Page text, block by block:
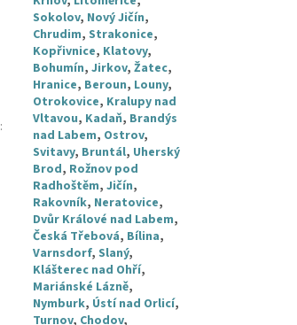
:
Sokolov, Nový Jičín,
Chrudim,Strakonice,
Kopřivnice, Klatovy,
Bohumín,Jirkov,Žatec,
Hranice, Beroun, Louny,
Otrokovice, Kralupy nad
Vltavou, Kadaň, Brandýs
nad Labem, Ostrov,
Svitavy, Bruntál, Uherský
Brod, Rožnov pod
Radhoštěm,Jičín,
Rakovník, Neratovice,
Dvůr Králové nad Labem,
Česká Třebová, Bílina,
Varnsdorf,Slaný,
Klášterec nad Ohří,
Mariánské Lázně,
Nymburk, Ústí nad Orlicí,
Turnov, Chodov,